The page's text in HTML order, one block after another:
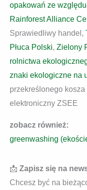
opakowań ze
Rainforest Alliance
Sprawiedliwy handel,
Płuca Polski, Zielony
rolnictwa
znaki ekologiczne na
przekreślonego
elektroniczny ZSEE
zobacz również:
greenwashing
📩 Zapisz się na
Chcesz być na